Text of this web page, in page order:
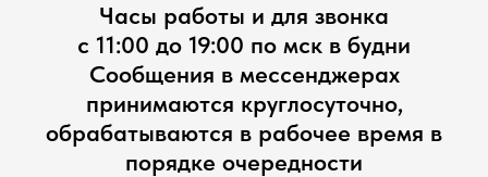
Часы работы и для звонка
с 11:00 до 19:00 по мск в будни
Сообщения в мессенджерах
принимаются круглосуточно,
обрабатываются в рабочее время в
порядке очередности